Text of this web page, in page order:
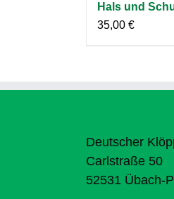
Hals und
35,00 €
Deutscher
Carlstraße 50
52531 Übach-